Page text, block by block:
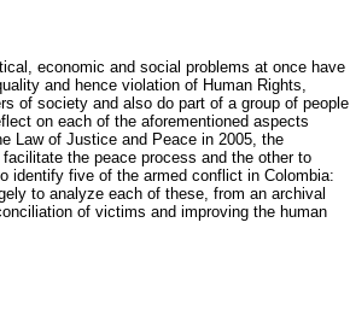
economic and social problems at once have
and hence violation of Human Rights,
of society and also do part of a group of people
on each of the aforementioned aspects
Law of Justice and Peace in 2005, the
the peace process and the other to
identify five of the armed conflict in Colombia:
to analyze each of these, from an archival
of victims and improving the human